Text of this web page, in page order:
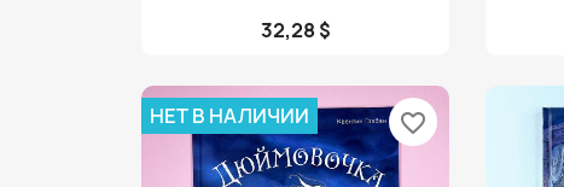
32,28 $
НЕТ В НАЛИЧИИ favorite_border